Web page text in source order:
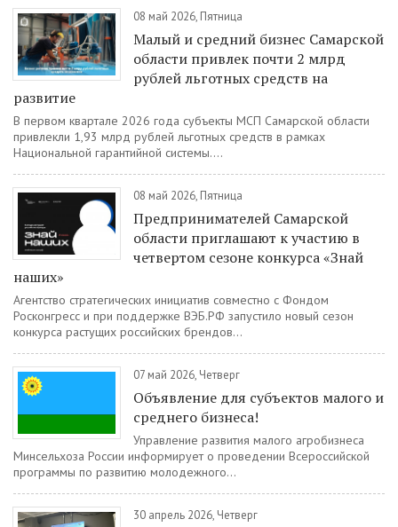
08 май 2026, Пятница
Малый и средний бизнес Самарской
области привлек почти 2 млрд
рублей льготных средств на
развитие
В первом квартале 2026 года субъекты МСП Самарской области
привлекли 1,93 млрд рублей льготных средств в рамках
Национальной гарантийной системы....
08 май 2026, Пятница
Предпринимателей Самарской
области приглашают к участию в
четвертом сезоне конкурса «Знай
наших»
Агентство стратегических инициатив совместно с Фондом
Росконгресс и при поддержке ВЭБ.РФ запустило новый сезон
конкурса растущих российских брендов...
07 май 2026, Четверг
Объявление для субъектов малого и
среднего бизнеса!
Управление развития малого агробизнеса
Минсельхоза России информирует о проведении Всероссийской
программы по развитию молодежного...
30 апрель 2026, Четверг